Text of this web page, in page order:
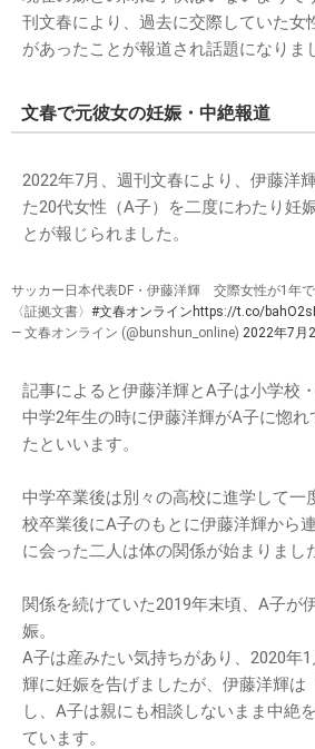
刊文春により、過去に交際していた女
があったことが報道され話題になりま
文春で元彼女の妊娠・中絶報道
2022年7月、週刊文春により、伊藤洋
た20代女性（A子）を二度にわたり妊
とが報じられました。
サッカー日本代表DF・伊藤洋輝 交際女性が1年
〈証拠文書〉 #文春オンライン https://t.co/
— 文春オンライン (@bunshun_online) 2022年7月
記事によると伊藤洋輝とA子は小学校
中学2年生の時に伊藤洋輝がA子に惚
たといいます。
中学卒業後は別々の高校に進学して一
校卒業後にA子のもとに伊藤洋輝から
に会った二人は体の関係が始まりまし
関係を続けていた2019年末頃、A子が
娠。
A子は産みたい気持ちがあり、2020年
輝に妊娠を告げましたが、伊藤洋輝は
し、A子は親にも相談しないまま中絶
ています。